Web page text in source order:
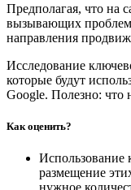
Предполагая, что на
вызывающих
направления
Исследование
которые будут
Google. Полезно: что
Как оценить?
Использование
размещение
нужное